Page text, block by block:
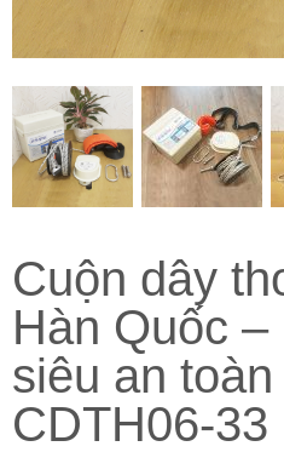
Cuộn dây
Hàn Quốc –
siêu an
CDTH06-33